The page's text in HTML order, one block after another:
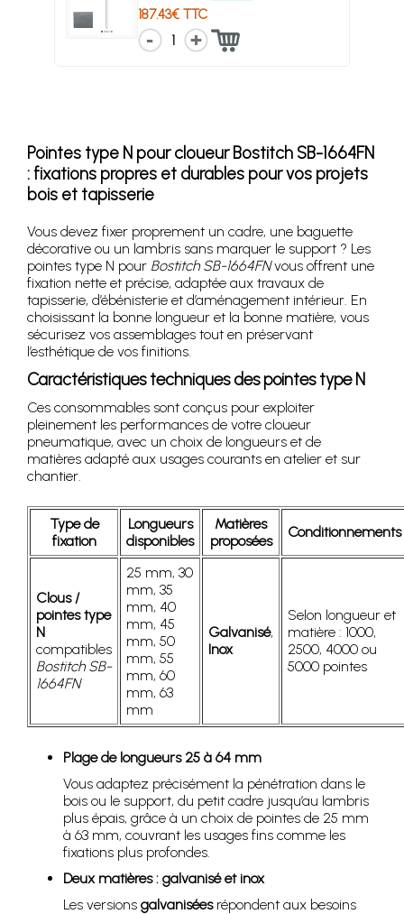
187.43€ TTC
1
Pointes type N pour cloueur Bostitch SB-1664FN
: fixations propres et durables pour vos projets
bois et tapisserie
Vous devez fixer proprement un cadre, une baguette
décorative ou un lambris sans marquer le support ? Les
pointes type N pour Bostitch SB-1664FNvous offrent une
fixation nette et précise, adaptée aux travaux de
tapisserie, d’ébénisterie et d’aménagement intérieur. En
choisissant la bonne longueur et la bonne matière, vous
sécurisez vos assemblages tout en préservant
l’esthétique de vos finitions.
Caractéristiques techniques des pointes type N
Ces consommables sont conçus pour exploiter
pleinement les performances de votre cloueur
pneumatique, avec un choix de longueurs et de
matières adapté aux usages courants en atelier et sur
chantier.
Type de
fixation
Longueurs
disponibles
Matières
proposées
Conditionnements
Clous /
pointes type
N
compatibles
Bostitch SB-
1664FN
25 mm, 30
mm, 35
mm, 40
mm, 45
mm, 50
mm, 55
mm, 60
mm, 63
mm
Galvanisé,
Inox
Selon longueur et
matière : 1000,
2500, 4000 ou
5000 pointes
Plage de longueurs 25 à 64 mm
Vous adaptez précisément la pénétration dans le
bois ou le support, du petit cadre jusqu’au lambris
plus épais, grâce à un choix de pointes de 25 mm
à 63 mm, couvrant les usages fins comme les
fixations plus profondes.
Deux matières : galvanisé et inox
Les versions galvaniséesrépondent aux besoins